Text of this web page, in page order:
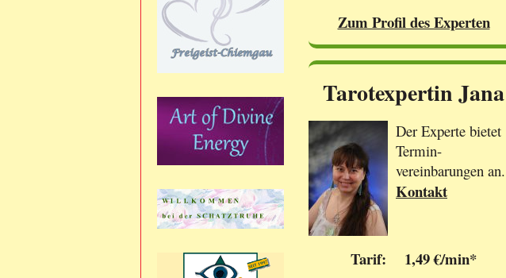
Zum Profil des Experten
Tarotexpertin Jana
Der Experte bietet
Termin-
vereinbarungen an.
Kontakt
Tarif: 1,49 €/min*